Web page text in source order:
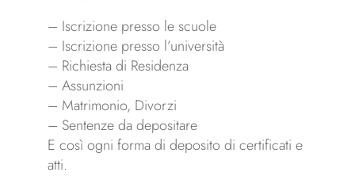
– Iscrizione presso le scuole
– Iscrizione presso l’università
– Richiesta di Residenza
– Assunzioni
– Matrimonio, Divorzi
– Sentenze da depositare
E così ogni forma di deposito di certificati e
atti.